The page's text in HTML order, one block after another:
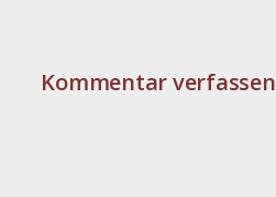
Kommentar verfassen